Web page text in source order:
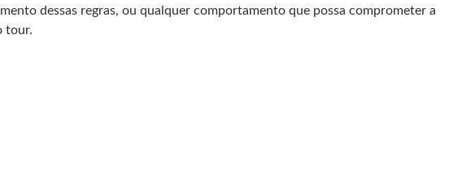
dessas regras, ou qualquer comportamento que possa comprometer a
tour.